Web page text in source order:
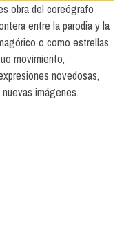
obra del coreógrafo
entre la parodia y la
o como estrellas
movimiento,
novedosas,
imágenes.